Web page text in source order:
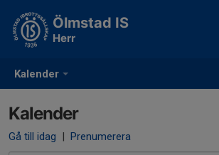
Kalender
Ölmstad IS
Herr
Kalender
Gå till idag | Prenumerera